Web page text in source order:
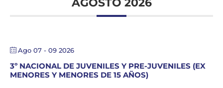
AGOSTO 2026
Ago 07 - 09 2026
3º NACIONAL DE JUVENILES Y PRE-JUVENILES (EX
MENORES Y MENORES DE 15 AÑOS)